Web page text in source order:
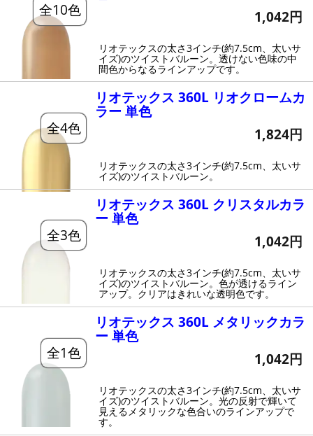
全10色
1,042円
リオテックスの太さ3インチ(約7.5cm、太いサ
イズ)のツイストバルーン。透けない色味の中
間色からなるラインアップです。
全4色
リオテックス 360L リオクロームカ
ラー 単色
1,824円
リオテックスの太さ3インチ(約7.5cm、太いサ
イズ)のツイストバルーン。
全3色
リオテックス 360L クリスタルカラ
ー 単色
1,042円
リオテックスの太さ3インチ(約7.5cm、太いサ
イズ)のツイストバルーン。色が透けるライン
アップ。クリアはきれいな透明色です。
全1色
リオテックス 360L メタリックカラ
ー 単色
1,042円
リオテックスの太さ3インチ(約7.5cm、太いサ
イズ)のツイストバルーン。光の反射で輝いて
見えるメタリックな色合いのラインアップで
す。